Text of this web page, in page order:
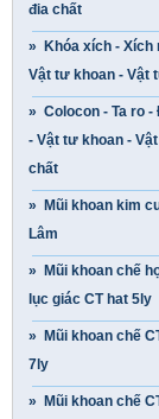
đia chất
» Khóa xích - Xích
Vật tư khoan - Vật
» Colocon - Ta ro -
- Vật tư khoan -
chất
» Mũi khoan kim
Lâm
» Mũi khoan chế
lục giác CT hat 5ly
» Mũi khoan chế
7ly
» Mũi khoan chế